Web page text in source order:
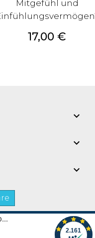
Mitgefühl und
Preis
17,00 €


